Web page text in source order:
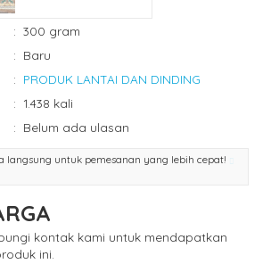
: 300 gram
: Baru
: PRODUK LANTAI DAN DINDING
: 1.438 kali
: Belum ada ulasan
langsung untuk pemesanan yang lebih cepat!
kontak kami untuk mendapatkan
ini.